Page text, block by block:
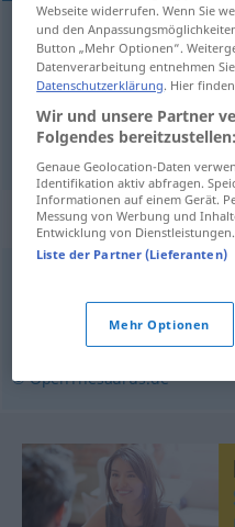
Beispiele
einwenden, dass …
…diye itiraz etmek
Synonyme
© OpenThesaurus.de
Webseite widerrufen. Wenn Sie
und den
Button „Mehr Optionen“.
Datenverarbeitung entnehmen
Datenschutzerklärung. Hier
Wir und unsere Partner
Folgendes bereitzustellen:
Genaue Geolocation-Daten
Identifikation aktiv abfragen.
Informationen auf einem Gerät.
Messung von Werbung und
Entwicklung von Dienstleistungen.
Liste der Partner (Lieferanten)
Mehr Optionen